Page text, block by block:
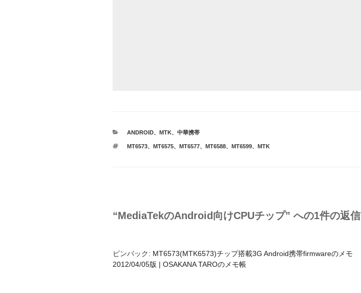
カ
ゴ
ANDROID、 MTK、 中華携帯
タ
MT6573、 MT6575、 MT6577、 MT6588、 MT6599、 MTK
“MediaTekのAndroid向けCPUチップ” への1件の返信
ピンバック: MT6573(MTK6573)チップ搭載3G Android携帯firmwareのメモ
2012/04/05版 | OSAKANA TAROのメモ帳